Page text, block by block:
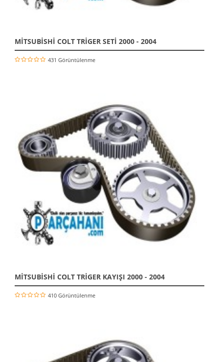
MİTSUBİSHİ COLT TRİGER SETİ 2000 - 2004
431 Görüntülenme
MİTSUBİSHİ COLT TRİGER KAYIŞI 2000 - 2004
410 Görüntülenme